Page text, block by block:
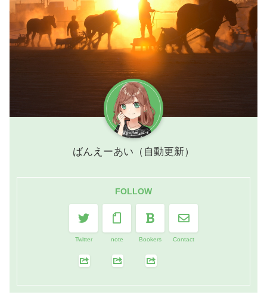
ばんえーあい（自動更新）
FOLLOW
Twitter note Bookers Contact